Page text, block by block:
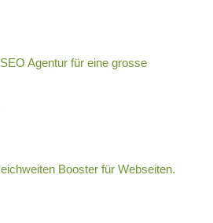
Agentur für eine grosse
Booster für Webseiten.